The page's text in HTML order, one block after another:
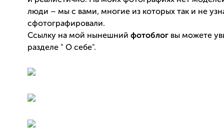
люди – мы с вами, многие из которых так и не
сфотографировали.
Ссылку на мой нынешний фотоблог вы можете
разделе " О себе".